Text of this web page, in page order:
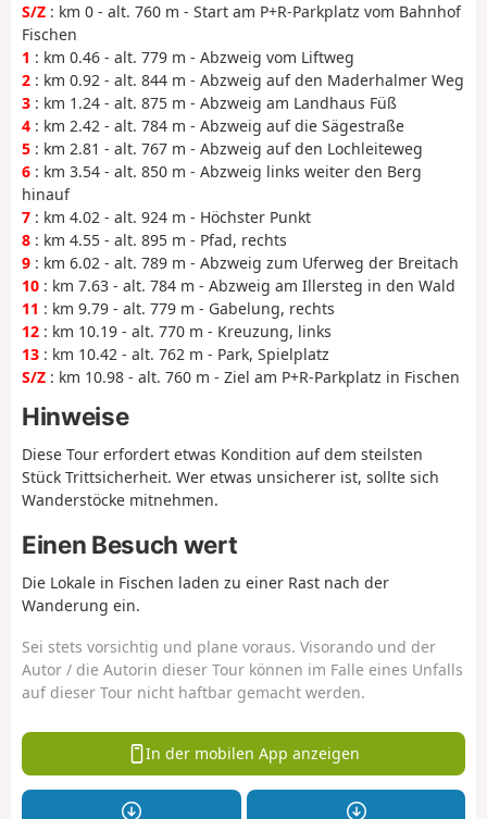
S/Z : km 0 - alt. 760 m - Start am P+R-Parkplatz vom Bahnhof
Fischen
1 : km 0.46 - alt. 779 m - Abzweig vom Liftweg
2 : km 0.92 - alt. 844 m - Abzweig auf den Maderhalmer Weg
3 : km 1.24 - alt. 875 m - Abzweig am Landhaus Füß
4 : km 2.42 - alt. 784 m - Abzweig auf die Sägestraße
5 : km 2.81 - alt. 767 m - Abzweig auf den Lochleiteweg
6 : km 3.54 - alt. 850 m - Abzweig links weiter den Berg
hinauf
7 : km 4.02 - alt. 924 m - Höchster Punkt
8 : km 4.55 - alt. 895 m - Pfad, rechts
9 : km 6.02 - alt. 789 m - Abzweig zum Uferweg der Breitach
10 : km 7.63 - alt. 784 m - Abzweig am Illersteg in den Wald
11 : km 9.79 - alt. 779 m - Gabelung, rechts
12 : km 10.19 - alt. 770 m - Kreuzung, links
13 : km 10.42 - alt. 762 m - Park, Spielplatz
S/Z : km 10.98 - alt. 760 m - Ziel am P+R-Parkplatz in Fischen
Hinweise
Diese Tour erfordert etwas Kondition auf dem steilsten
Stück Trittsicherheit. Wer etwas unsicherer ist, sollte sich
Wanderstöcke mitnehmen.
Einen Besuch wert
Die Lokale in Fischen laden zu einer Rast nach der
Wanderung ein.
Sei stets vorsichtig und plane voraus. Visorando und der
Autor / die Autorin dieser Tour können im Falle eines Unfalls
auf dieser Tour nicht haftbar gemacht werden.
In der mobilen App anzeigen